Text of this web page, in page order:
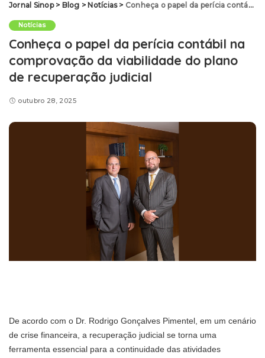
Jornal Sinop> Blog > Notícias> Conheça o papel da perícia contábil na comprovação da viabilidade do plano de recuperação judicial
Notícias
Conheça o papel da perícia contábil na
comprovação da viabilidade do plano
de recuperação judicial
outubro 28, 2025
De acordo com o Dr. Rodrigo Gonçalves Pimentel, em um cenário
de crise financeira, a recuperação judicial se torna uma
ferramenta essencial para a continuidade das atividades